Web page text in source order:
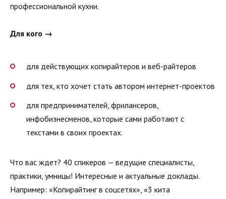
профессиональной кухни.
Для кого →
для действующих копирайтеров и веб-райтеров
для тех, кто хочет стать автором интернет-проектов
для предпринимателей, фрилансеров,
инфобизнесменов, которые сами работают с
текстами в своих проектах.
Что вас ждет? 40 спикеров — ведущие специалисты,
практики, умницы! Интересные и актуальные доклады.
Например: «Копирайтинг в соцсетях», «3 кита